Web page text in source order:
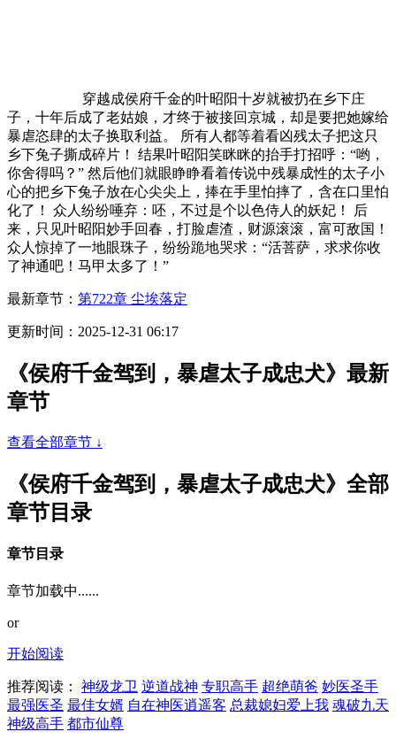
穿越成侯府千金的叶昭阳十岁就被扔在乡下庄
子，十年后成了老姑娘，才终于被接回京城，却是要把她嫁给
暴虐恣肆的太子换取利益。 所有人都等着看凶残太子把这只
乡下兔子撕成碎片！ 结果叶昭阳笑眯眯的抬手打招呼：“哟，
你舍得吗？” 然后他们就眼睁睁看着传说中残暴成性的太子小
心的把乡下兔子放在心尖尖上，捧在手里怕摔了，含在口里怕
化了！ 众人纷纷唾弃：呸，不过是个以色侍人的妖妃！ 后
来，只见叶昭阳妙手回春，打脸虐渣，财源滚滚，富可敌国！
众人惊掉了一地眼珠子，纷纷跪地哭求：“活菩萨，求求你收
了神通吧！马甲太多了！”
最新章节： 第722章 尘埃落定
更新时间：2025-12-31 06:17
《侯府千金驾到，暴虐太子成忠犬》最新
章节
查看全部章节 ↓
《侯府千金驾到，暴虐太子成忠犬》全部
章节目录
章节目录
章节加载中......
or
开始阅读
推荐阅读： 神级龙卫 逆道战神 专职高手 超绝萌爸 妙医圣手
最强医圣 最佳女婿 自在神医逍遥客 总裁媳妇爱上我 魂破九天
神级高手 都市仙尊